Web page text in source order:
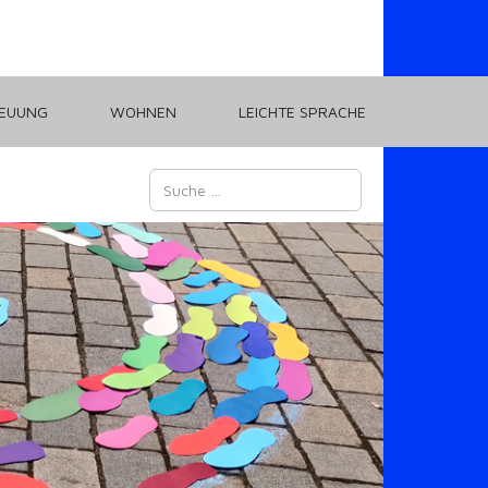
WOHNEN LEICHTE SPRACHE
Suchen